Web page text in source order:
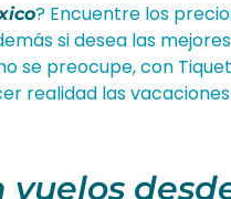
? Encuentre los
si desea las
se preocupe, con
realidad las vacaciones